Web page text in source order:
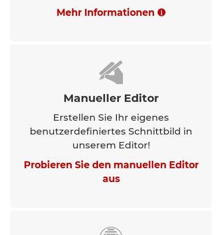
Mehr Informationen
Manueller Editor
Erstellen Sie Ihr eigenes
benutzerdefiniertes Schnittbild in
unserem Editor!
Probieren Sie den manuellen Editor
aus